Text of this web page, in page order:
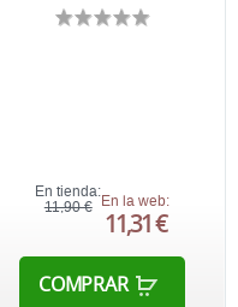
En tienda:
11,90 €
En la web:
11,31 €
COMPRAR